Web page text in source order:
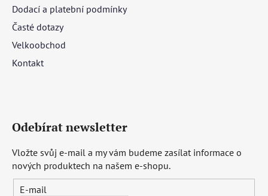
Dodací a platební podmínky
Časté dotazy
Velkoobchod
Kontakt
Odebírat newsletter
Vložte svůj e-mail a my vám budeme zasílat informace o
nových produktech na našem e-shopu.
E-mail